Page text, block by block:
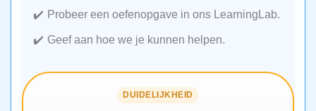
Probeer een oefenopgave in ons LearningLab.
Geef aan hoe we je kunnen helpen.
DUIDELIJKHEID